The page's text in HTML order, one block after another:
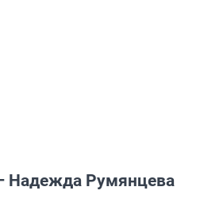
Надежда Румянцева